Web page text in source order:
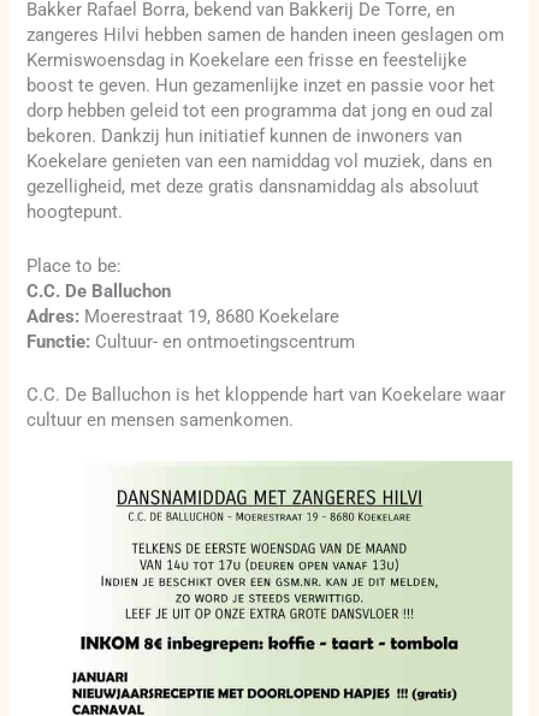
Bakker Rafael Borra, bekend van Bakkerij De Torre, en
zangeres Hilvi hebben samen de handen ineen geslagen om
Kermiswoensdag in Koekelare een frisse en feestelijke
boost te geven. Hun gezamenlijke inzet en passie voor het
dorp hebben geleid tot een programma dat jong en oud zal
bekoren. Dankzij hun initiatief kunnen de inwoners van
Koekelare genieten van een namiddag vol muziek, dans en
gezelligheid, met deze gratis dansnamiddag als absoluut
hoogtepunt.
Place to be:
C.C. De Balluchon
Adres: Moerestraat 19, 8680 Koekelare
Functie: Cultuur- en ontmoetingscentrum
C.C. De Balluchon is het kloppende hart van Koekelare waar
cultuur en mensen samenkomen.